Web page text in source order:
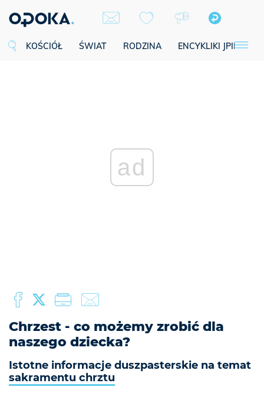
KOŚCIÓŁ ŚWIAT RODZINA ENCYKLIKI JPII
ad
Chrzest - co możemy zrobić dla
naszego dziecka?
Istotne informacje duszpasterskie na temat
sakramentu chrztu